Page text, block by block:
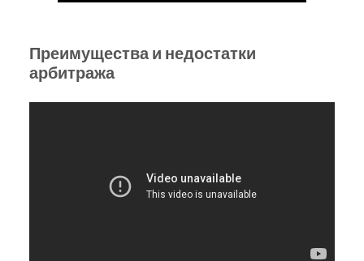
Преимущества и недостатки
арбитража